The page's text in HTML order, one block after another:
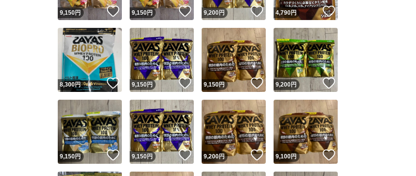
9,150円 いいね！
9,150円 いいね！
9,200円 いいね！
4,790円 いいね！
8,300円 いいね！
9,150円 いいね！
9,150円 いいね！
9,200円
9,150円 いいね！
9,150円 いいね！
9,200円 いいね！
9,100円 いいね！